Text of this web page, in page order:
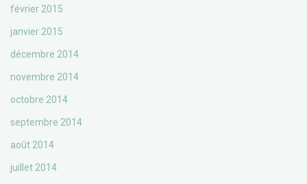
février 2015
janvier 2015
décembre 2014
novembre 2014
octobre 2014
septembre 2014
août 2014
juillet 2014